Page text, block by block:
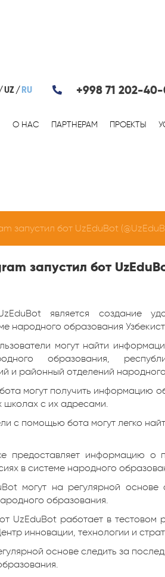
UZ RU +998 71 202-
О НАС ПАРТНЕРАМ ПРОЕКТЫ
запустил бот UzEduBot
запустил бот
является создание
народного образования
могут найти
образования,
и районный отделений
могут получить информацию
школах с их адресами.
с помощью бота могут легко
предоставляет информацию о
в системе народного
могут на регулярной основе
образования.
UzEduBot работает в тестовом
инновации, технологии и
основе следить за